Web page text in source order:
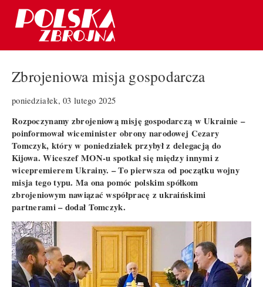
Zbrojeniowa misja gospodarcza
poniedziałek, 03 lutego 2025
Rozpoczynamy zbrojeniową misję gospodarczą w Ukrainie –
poinformował wiceminister obrony narodowej Cezary
Tomczyk, który w poniedziałek przybył z delegacją do
Kijowa. Wiceszef MON-u spotkał się między innymi z
wicepremierem Ukrainy. – To pierwsza od początku wojny
misja tego typu. Ma ona pomóc polskim spółkom
zbrojeniowym nawiązać współpracę z ukraińskimi
partnerami – dodał Tomczyk.